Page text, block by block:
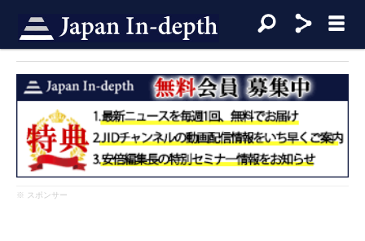
※ スポンサー